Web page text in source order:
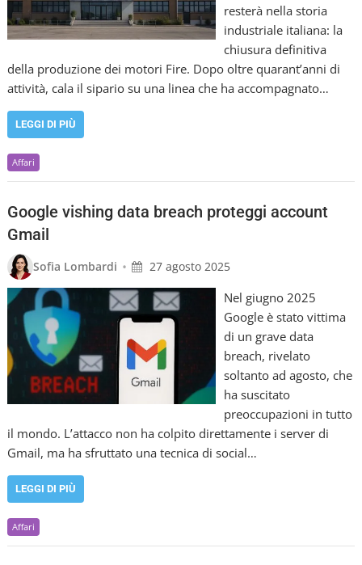
resterà nella storia
industriale italiana: la
chiusura definitiva
della produzione dei motori Fire. Dopo oltre quarant’anni di
attività, cala il sipario su una linea che ha accompagnato…
LEGGI DI PIÙ
Affari
Google vishing data breach proteggi account
Gmail
Sofia Lombardi • 27 agosto 2025
Nel giugno 2025
Google è stato vittima
di un grave data
breach, rivelato
soltanto ad agosto, che
ha suscitato
preoccupazioni in tutto
il mondo. L’attacco non ha colpito direttamente i server di
Gmail, ma ha sfruttato una tecnica di social…
LEGGI DI PIÙ
Affari